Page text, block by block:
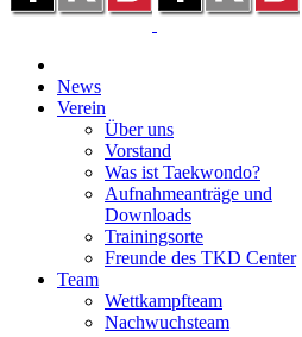
News
Verein
Über uns
Vorstand
Was ist Taekwondo?
Aufnahmeanträge und
Downloads
Trainingsorte
Freunde des TKD Center
Team
Wettkampfteam
Nachwuchsteam